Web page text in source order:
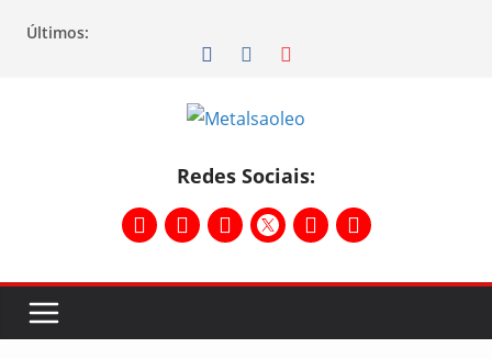
Últimos:
Redes Sociais: